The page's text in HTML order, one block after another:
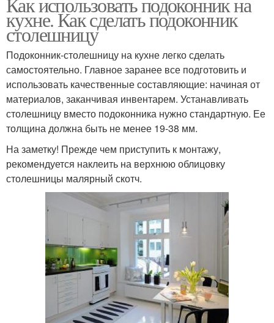
кухне. Как сделать подоконник
столешницу
Подоконник-столешницу на кухне легко сделать
самостоятельно. Главное заранее все подготовить и
использовать качественные составляющие: начиная от
материалов, заканчивая инвентарем. Устанавливать
столешницу вместо подоконника нужно стандартную. Ее
толщина должна быть не менее 19-38 мм.
На заметку! Прежде чем приступить к монтажу,
рекомендуется наклеить на верхнюю облицовку
столешницы малярный скотч.